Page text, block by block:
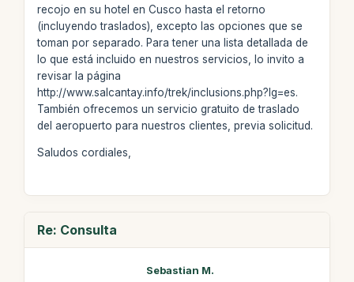
recojo en su hotel en Cusco hasta el retorno
(incluyendo traslados), excepto las opciones que se
toman por separado. Para tener una lista detallada de
lo que está incluido en nuestros servicios, lo invito a
revisar la página
http://www.salcantay.info/trek/inclusions.php?lg=es.
También ofrecemos un servicio gratuito de traslado
del aeropuerto para nuestros clientes, previa solicitud.
Saludos cordiales,
Re: Consulta
Sebastian M.